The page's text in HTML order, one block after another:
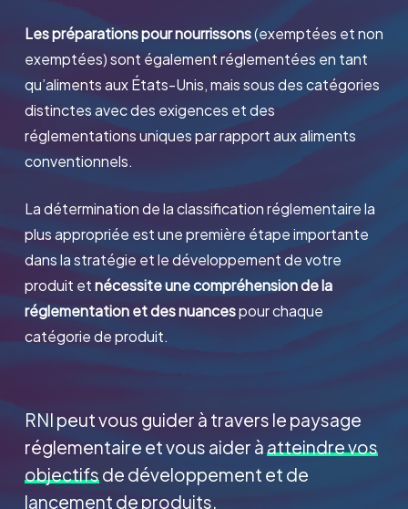
Les préparations pour nourrissons(exemptées et non
exemptées) sont également réglementées en tant
qu’aliments aux États-Unis, mais sous des catégories
distinctes avec des exigences et des
réglementations uniques par rapport aux aliments
conventionnels.
La détermination de la classification réglementaire la
plus appropriée est une première étape importante
dans la stratégie et le développement de votre
produit etnécessite une compréhension de la
réglementation et des nuancespour chaque
catégorie de produit.
RNI peut vous guider à travers le paysage
réglementaire et vous aider àatteindre vos
objectifsde développement et de
lancement de produits.